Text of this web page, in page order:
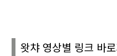
왓챠 영상별 링크 바